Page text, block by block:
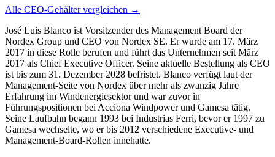
Alle CEO-Gehälter vergleichen →
José Luis Blanco ist Vorsitzender des Management Board der
Nordex Group und CEO von Nordex SE. Er wurde am 17. März
2017 in diese Rolle berufen und führt das Unternehmen seit März
2017 als Chief Executive Officer. Seine aktuelle Bestellung als CEO
ist bis zum 31. Dezember 2028 befristet. Blanco verfügt laut der
Management-Seite von Nordex über mehr als zwanzig Jahre
Erfahrung im Windenergiesektor und war zuvor in
Führungspositionen bei Acciona Windpower und Gamesa tätig.
Seine Laufbahn begann 1993 bei Industrias Ferri, bevor er 1997 zu
Gamesa wechselte, wo er bis 2012 verschiedene Executive- und
Management-Board-Rollen innehatte.